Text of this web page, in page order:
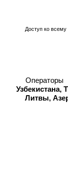
Доступ ко
Операторы
Узбекистана,
Литвы,